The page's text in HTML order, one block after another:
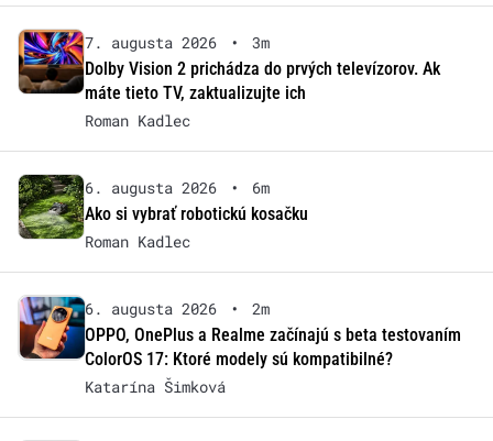
7. augusta 2026 •
3m
Dolby Vision 2 prichádza do prvých televízorov. Ak
máte tieto TV, zaktualizujte ich
Roman Kadlec
6. augusta 2026 •
6m
Ako si vybrať robotickú kosačku
Roman Kadlec
6. augusta 2026 •
2m
OPPO, OnePlus a Realme začínajú s beta testovaním
ColorOS 17: Ktoré modely sú kompatibilné?
Katarína Šimková